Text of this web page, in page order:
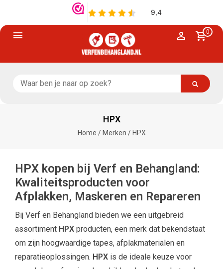
0
HPX
Home / Merken / HPX
HPX kopen bij Verf en Behangland:
Kwaliteitsproducten voor
Afplakken, Maskeren en Repareren
Bij Verf en Behangland bieden we een uitgebreid
assortiment HPX producten, een merk dat bekendstaat
om zijn hoogwaardige tapes, afplakmaterialen en
reparatieoplossingen. HPX is de ideale keuze voor